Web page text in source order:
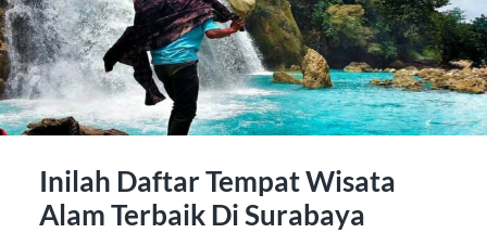
Inilah Daftar Tempat Wisata
Alam Terbaik Di Surabaya